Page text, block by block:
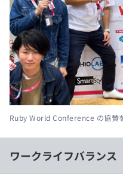
Ruby World Conference の協賛
ワークライフバランス